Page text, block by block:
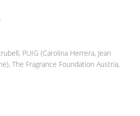
PUIG (Carolina Herrera, Jean
The Fragrance Foundation Austria,